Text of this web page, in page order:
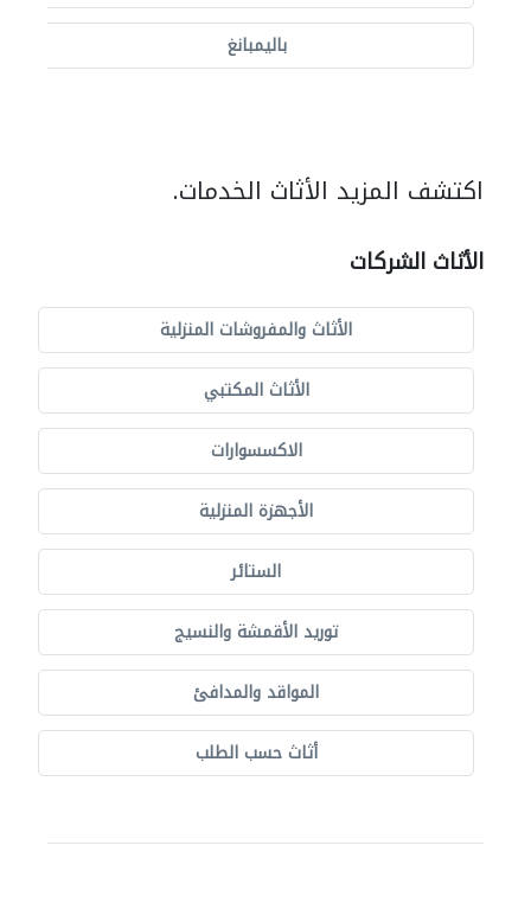
باليمبانغ
اكتشف المزيد الأثاث الخدمات.
الأثاث الشركات
الأثاث والمفروشات المنزلية
الأثاث المكتبي
الاكسسوارات
الأجهزة المنزلية
الستائر
توريد الأقمشة والنسيج
المواقد والمدافئ
أثاث حسب الطلب